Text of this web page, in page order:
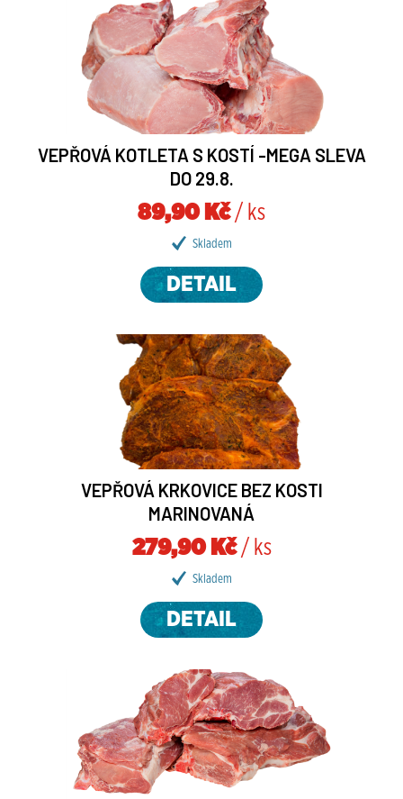
VEPŘOVÁ KOTLETA S KOSTÍ -MEGA SLEVA
DO 29.8.
89,90 Kč/ ks
Skladem
DETAIL
VEPŘOVÁ KRKOVICE BEZ KOSTI
MARINOVANÁ
279,90 Kč/ ks
Skladem
DETAIL